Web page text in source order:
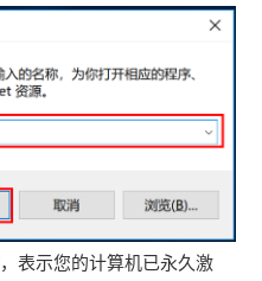
表示您的计算机已永久激